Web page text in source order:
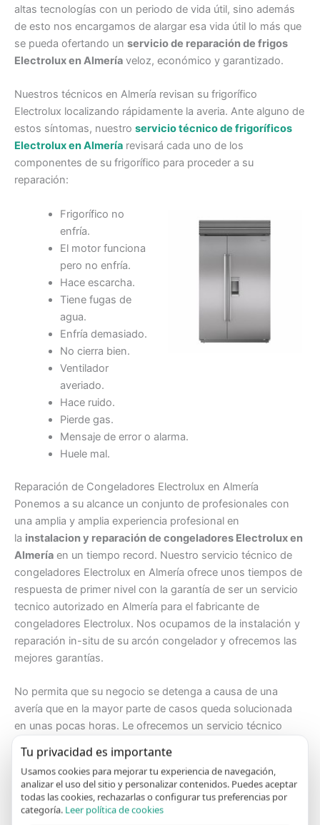
altas tecnologías con un periodo de vida útil, sino además
de esto nos encargamos de alargar esa vida útil lo más que
se pueda ofertando un servicio de reparación de frigos
Electrolux en Almería veloz, económico y garantizado.
Nuestros técnicos en Almería revisan su frigorífico
Electrolux localizando rápidamente la averia. Ante alguno de
estos síntomas, nuestro servicio técnico de frigoríficos
Electrolux en Almería revisará cada uno de los
componentes de su frigorífico para proceder a su
reparación:
Frigorífico no
enfría.
El motor funciona
pero no enfría.
Hace escarcha.
Tiene fugas de
agua.
Enfría demasiado.
No cierra bien.
Ventilador
averiado.
Hace ruido.
Pierde gas.
Mensaje de error o alarma.
Huele mal.
Reparación de Congeladores Electrolux en Almería
Ponemos a su alcance un conjunto de profesionales con
una amplia y amplia experiencia profesional en
la instalacion y reparación de congeladores Electrolux en
Almería en un tiempo record. Nuestro servicio técnico de
congeladores Electrolux en Almería ofrece unos tiempos de
respuesta de primer nivel con la garantía de ser un servicio
tecnico autorizado en Almería para el fabricante de
congeladores Electrolux. Nos ocupamos de la instalación y
reparación in-situ de su arcón congelador y ofrecemos las
mejores garantías.
No permita que su negocio se detenga a causa de una
avería que en la mayor parte de casos queda solucionada
en unas pocas horas. Le ofrecemos un servicio técnico
profesionalidad y garantías que su negocio merece. Para
nosotros nuestros clientes son nuestra mejor carta de
presentación.
Tu privacidad es importante
Usamos cookies para mejorar tu experiencia de navegación,
analizar el uso del sitio y personalizar contenidos. Puedes aceptar
todas las cookies, rechazarlas o configurar tus preferencias por
categoría. Leer política de cookies